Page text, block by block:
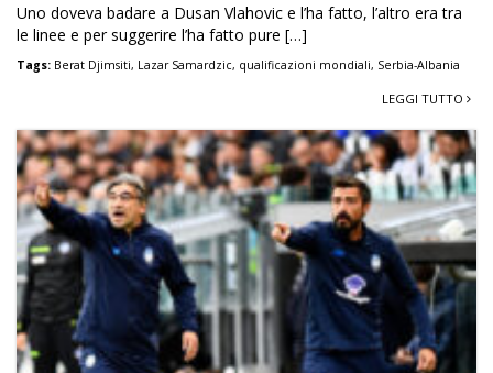
Uno doveva badare a Dusan Vlahovic e l’ha fatto, l’altro era tra
le linee e per suggerire l’ha fatto pure […]
Tags: Berat Djimsiti, Lazar Samardzic, qualificazioni mondiali, Serbia-Albania
LEGGI TUTTO